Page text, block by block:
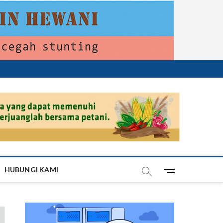
HUBUNGI KAMI
n